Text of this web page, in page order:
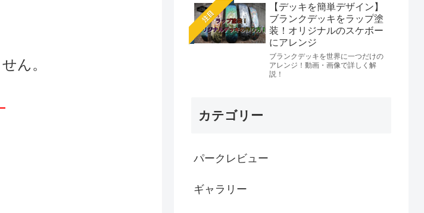
ん。
注目
【デッキを簡単デザイン】
ブランクデッキをラップ塗
装！オリジナルのスケボー
にアレンジ
ブランクデッキを世界に一つだけの
アレンジ！動画・画像で詳しく解
説！
カテゴリー
パークレビュー
ギャラリー